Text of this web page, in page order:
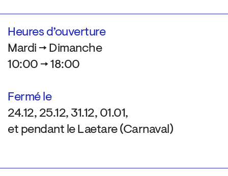
Heures d’ouverture
Mardi → Dimanche
10:00 → 18:00
Fermé le
24.12, 25.12, 31.12, 01.01,
et pendant le Laetare (Carnaval)